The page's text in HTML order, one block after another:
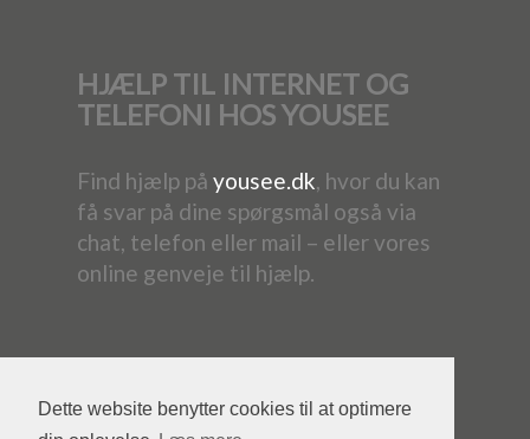
Dette website benytter cookies til at optimere
HJÆLP TIL INTERNET OG
TELEFONI HOS YOUSEE
Find hjælp på yousee.dk, hvor du kan
få svar på dine spørgsmål også via
chat, telefon eller mail – eller vores
online genveje til hjælp.